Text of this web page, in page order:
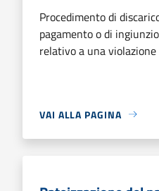
Procedimento di
pagamento o di
relativo a una violazione
VAI ALLA PAGINA